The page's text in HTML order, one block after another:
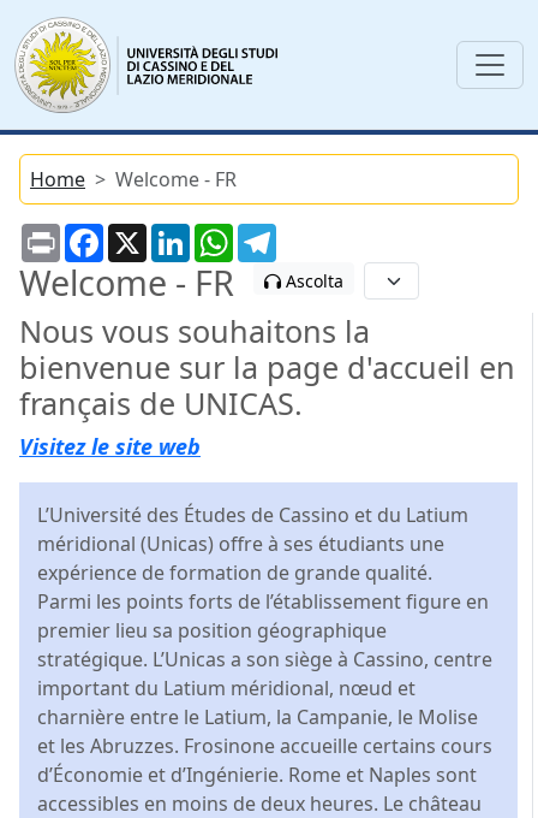
Home Welcome - FR
PrintFacebook
X LinkedInWhatsApp
Welcome - FR Ascolta
Nous vous souhaitons la
bienvenue sur la page d'accueil en
français de UNICAS.
Visitez le site web
L’Université des Études de Cassino et du Latium
méridional (Unicas) offre à ses étudiants une
expérience de formation de grande qualité.
Parmi les points forts de l’établissement figure en
premier lieu sa position géographique
stratégique. L’Unicas a son siège à Cassino, centre
important du Latium méridional, nœud et
charnière entre le Latium, la Campanie, le Molise
et les Abruzzes. Frosinone accueille certains cours
d’Économie et d’Ingénierie. Rome et Naples sont
accessibles en moins de deux heures. Le château